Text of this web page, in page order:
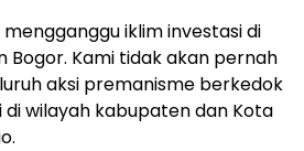
iklim investasi di
Bogor. Kami tidak akan pernah
aksi premanisme berkedok
wilayah kabupaten dan Kota